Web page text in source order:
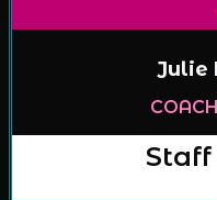
Julie
Staff